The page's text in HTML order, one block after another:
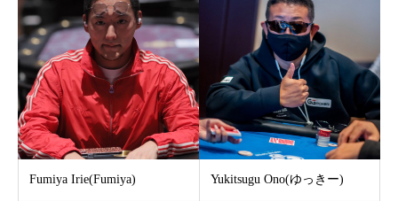
Fumiya Irie(Fumiya) Yukitsugu Ono(ゆっきー)